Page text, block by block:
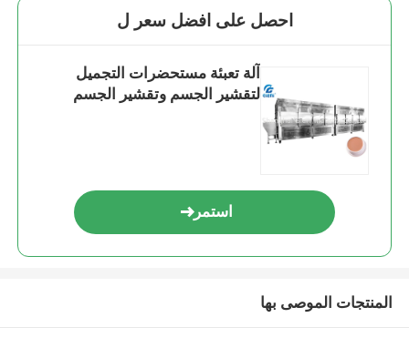
احصل على افضل سعر ل
آلة تعبئة مستحضرات التجميل
لتقشير الجسم وتقشير الجسم
استمر
المنتجات الموصى بها